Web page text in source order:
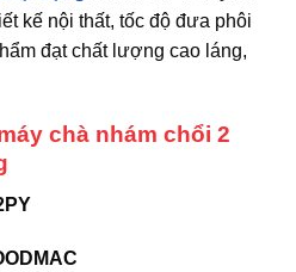
kế nội thất, tốc độ đưa phôi
đạt chất lượng cao láng,
chà nhám chổi 2